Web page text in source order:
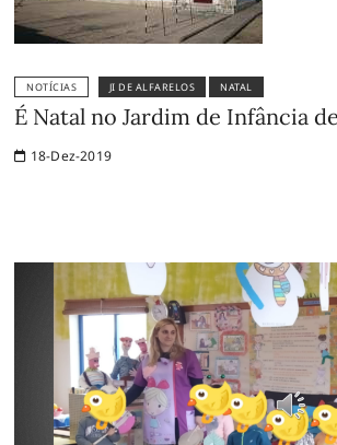
NOTÍCIAS JI DE ALFARELOS NATAL
É Natal no Jardim de Infância
18-Dez-2019